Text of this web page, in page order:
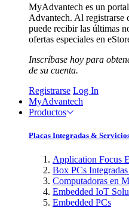
MyAdvantech es un
Advantech. Al registrarse
puede recibir las últimas
ofertas especiales en
Inscríbase hoy para
de su cuenta.
Registrarse Log In
MyAdvantech
Productos
Placas Integradas &
Application Focus
Box PCs
Computadoras en
Embedded IoT
Embedded PCs